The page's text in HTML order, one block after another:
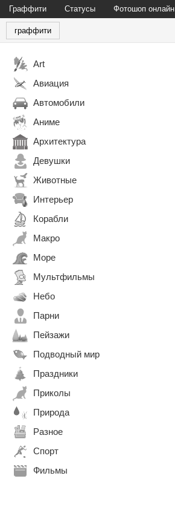
Граффити Статусы Фотошоп онлайн
граффити
Art
Авиация
Автомобили
Аниме
Архитектура
Девушки
Животные
Интерьер
Корабли
Макро
Море
Мультфильмы
Небо
Парни
Пейзажи
Подводный мир
Праздники
Приколы
Природа
Разное
Спорт
Фильмы